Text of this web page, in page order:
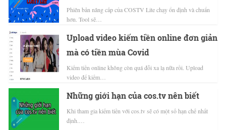
Phiên bản nâng cấp của COSTV Lite chạy ổn định và chuẩn
hơn. Tool sẽ…
Upload video kiếm tiền online đơn giản
mà có tiền mùa Covid
Kiếm tiền online không còn quá đỗi xa lạ nữa rồi. Upload
video để kiếm…
Những giới hạn của cos.tv nên biết
Khi tham gia kiếm tiền với cos.tv sẽ có một số hạn chế nhất
định.…